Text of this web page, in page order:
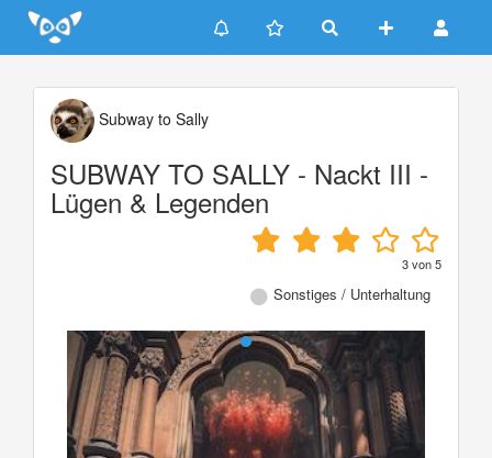
Update cookies preferences
Subway to Sally
SUBWAY TO SALLY - Nackt III -
Lügen & Legenden
3von5
Sonstiges / Unterhaltung